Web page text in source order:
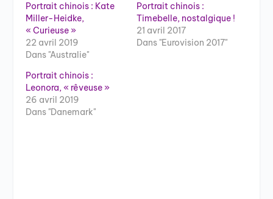
Portrait chinois : Kate
Miller-Heidke,
« Curieuse »
22 avril 2019
Dans "Australie"
Portrait chinois :
Timebelle, nostalgique !
21 avril 2017
Dans "Eurovision 2017"
Portrait chinois :
Leonora, « rêveuse »
26 avril 2019
Dans "Danemark"